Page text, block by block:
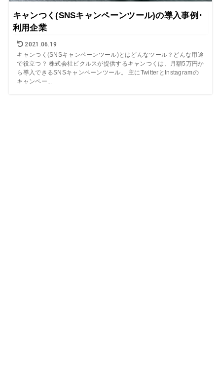
キャンつく(SNSキャンペーンツール)の導入事例･
利用企業
2021.06.19
キャンつく(SNSキャンペーンツール)とはどんなツール？どんな用途
で役立つ？ 株式会社ピクルスが提供するキャンつくは、月額5万円か
ら導入できるSNSキャンペーンツール。 主にTwitterとInstagramの
キャンペー...